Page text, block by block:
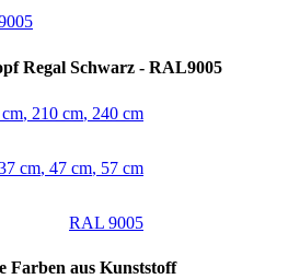
Regal Schwarz - RAL9005
, 210 cm, 240 cm
cm, 47 cm, 57 cm
RAL 9005
Farben aus Kunststoff